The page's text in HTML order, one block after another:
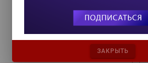
аварийного восстановления в
Открыта Высшая школа
Факультет бизнес-
- Высшая школа экономики
Высшей школы бизнес-
ЗАКРЫТЬ